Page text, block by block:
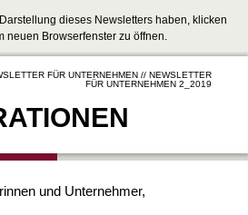
dieses Newsletters haben, klicken
neuen Browserfenster zu öffnen.
FÜR UNTERNEHMEN // NEWSLETTER
FÜR UNTERNEHMEN 2_2019
und Unternehmer,